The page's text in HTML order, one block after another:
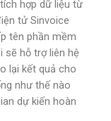
hợp dữ liệu từ
tử Sinvoice
tên phần mềm
sẽ hỗ trợ liên hệ
lại kết quả cho
như thế nào
dự kiến hoàn